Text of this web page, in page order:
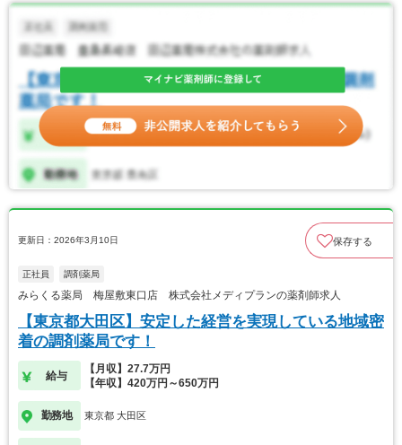
更新日：2026年3月10日 保存する
正社員 調剤薬局
みらくる薬局 梅屋敷東口店 株式会社メディプランの薬剤師求人
【東京都大田区】安定した経営を実現している地域密
着の調剤薬局です！
給与
【月収】27.7万円
【年収】420万円～650万円
勤務地 東京都 大田区